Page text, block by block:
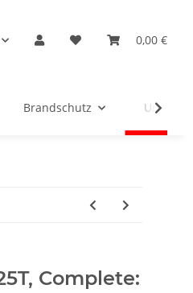
0,00 €
Brandschutz
Complete: